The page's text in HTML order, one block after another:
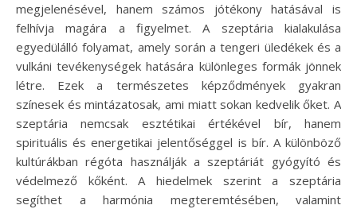
megjelenésével, hanem számos jótékony hatásával is
felhívja magára a figyelmet. A szeptária kialakulása
egyedülálló folyamat, amely során a tengeri üledékek és a
vulkáni tevékenységek hatására különleges formák jönnek
létre. Ezek a természetes képződmények gyakran
színesek és mintázatosak, ami miatt sokan kedvelik őket. A
szeptária nemcsak esztétikai értékével bír, hanem
spirituális és energetikai jelentőséggel is bír. A különböző
kultúrákban régóta használják a szeptáriát gyógyító és
védelmező kőként. A hiedelmek szerint a szeptária
segíthet a harmónia megteremtésében, valamint